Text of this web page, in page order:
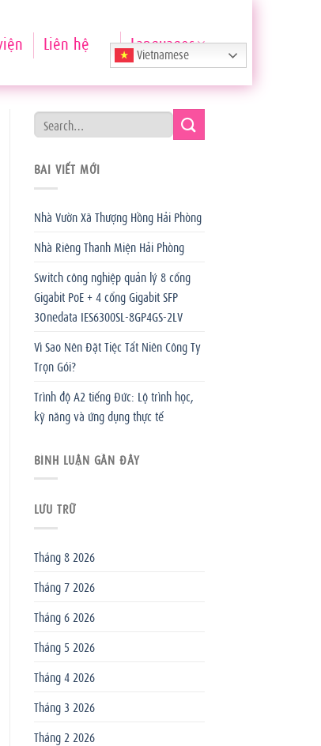
Liên hệ Vietnamese
Languages
BÀI VIẾT MỚI
Nhà Vườn Xã Thượng Hồng Hải Phòng
Nhà Riêng Thanh Miện Hải Phòng
Switch công nghiệp quản lý 8 cổng
Gigabit PoE + 4 cổng Gigabit SFP
3Onedata IES6300SL-8GP4GS-2LV
Vì Sao Nên Đặt Tiệc Tất Niên Công Ty
Trọn Gói?
Trình độ A2 tiếng Đức: Lộ trình học,
kỹ năng và ứng dụng thực tế
BÌNH LUẬN GẦN ĐÂY
LƯU TRỮ
Tháng 8 2026
Tháng 7 2026
Tháng 6 2026
Tháng 5 2026
Tháng 4 2026
Tháng 3 2026
Tháng 2 2026